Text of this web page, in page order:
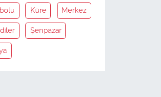
Küre Merkez
Şenpazar